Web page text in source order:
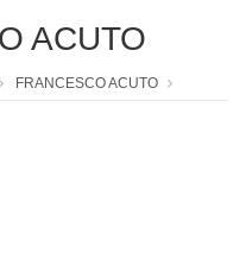
ACUTO
FRANCESCO ACUTO